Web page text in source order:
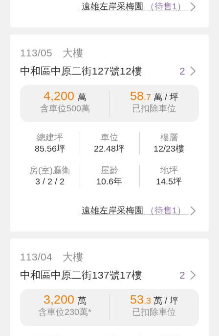
遠雄左岸采梅園 （待售1）
113/05
大樓
中和區中原二街127號12樓
2
4,200 萬
含車位500萬
58.7萬 / 坪
已扣除車位
總建坪
85.56坪
車位
22.48坪
樓層
12/23樓
房(室)廳衛
3 / 2 / 2
屋齡
10.6年
地坪
14.5坪
遠雄左岸采梅園 （待售1）
113/04
大樓
中和區中原二街137號17樓
2
3,200 萬
含車位230萬*
53.3萬 / 坪
已扣除車位